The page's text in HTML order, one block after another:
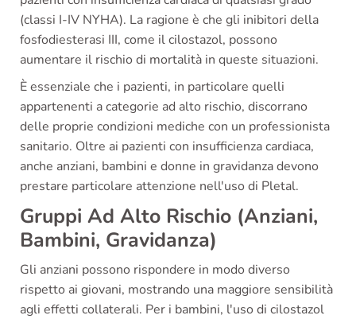
(classi I-IV NYHA). La ragione è che gli inibitori della
fosfodiesterasi III, come il cilostazol, possono
aumentare il rischio di mortalità in queste situazioni.
È essenziale che i pazienti, in particolare quelli
appartenenti a categorie ad alto rischio, discorrano
delle proprie condizioni mediche con un professionista
sanitario. Oltre ai pazienti con insufficienza cardiaca,
anche anziani, bambini e donne in gravidanza devono
prestare particolare attenzione nell'uso di Pletal.
Gruppi Ad Alto Rischio (Anziani,
Bambini, Gravidanza)
Gli anziani possono rispondere in modo diverso
rispetto ai giovani, mostrando una maggiore sensibilità
agli effetti collaterali. Per i bambini, l'uso di cilostazol